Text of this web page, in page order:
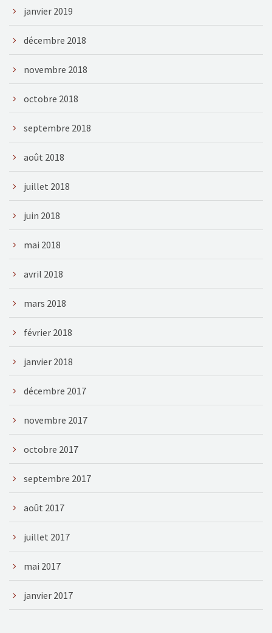
janvier 2019
décembre 2018
novembre 2018
octobre 2018
septembre 2018
août 2018
juillet 2018
juin 2018
mai 2018
avril 2018
mars 2018
février 2018
janvier 2018
décembre 2017
novembre 2017
octobre 2017
septembre 2017
août 2017
juillet 2017
mai 2017
janvier 2017